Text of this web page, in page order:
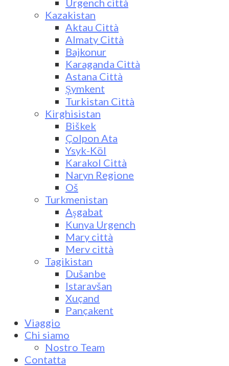
Urgench città
Kazakistan
Aktau Città
Almaty Città
Bajkonur
Karaganda Città
Astana Città
Şymkent
Turkistan Città
Kirghisistan
Biškek
Çolpon Ata
Ysyk-Köl
Karakol Città
Naryn Regione
Oš
Turkmenistan
Aşgabat
Kunya Urgench
Mary città
Merv città
Tagikistan
Dušanbe
Istaravšan
Xuçand
Pançakent
Viaggio
Chi siamo
Nostro Team
Contatta